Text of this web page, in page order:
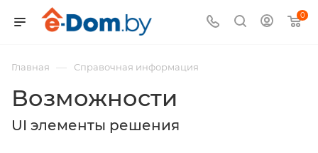
0
Главная — Справочная информация
Возможности
UI элементы решения